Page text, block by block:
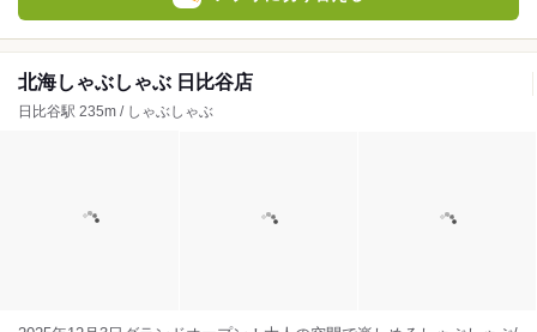
北海しゃぶしゃぶ 日比谷店
日比谷駅 235m / しゃぶしゃぶ